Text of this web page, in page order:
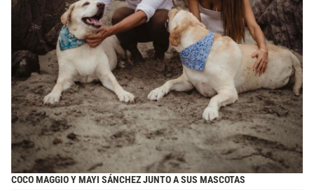
COCO MAGGIO Y MAYI SÁNCHEZ JUNTO A SUS MASCOTAS